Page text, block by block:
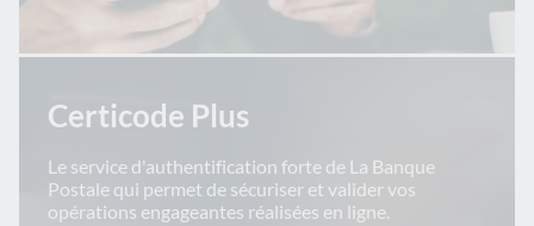
Certicode Plus
Le service d'authentification forte de La Banque
Postale qui permet de sécuriser et valider vos
opérations engageantes réalisées en ligne.